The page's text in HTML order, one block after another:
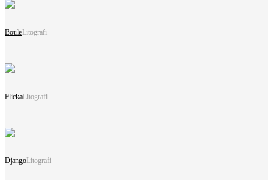
Boule Litografi
FlickaLitografi
Django Litografi